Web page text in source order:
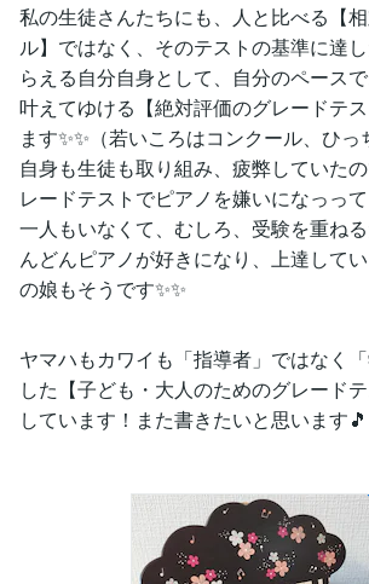
私の生徒さんたちにも、人と比べる【
ル】ではなく、そのテストの基準に達
らえる自分自身として、自分のペース
叶えてゆける【絶対評価のグレードテ
ます✨✨（若いころはコンクール、ひっ
自身も生徒も取り組み、疲弊していた
レードテストでピアノを嫌いになっっ
一人もいなくて、むしろ、受験を重ね
んどんピアノが好きになり、上達して
の娘もそうです✨✨
ヤマハもカワイも「指導者」ではなく
した【子ども・大人のためのグレード
しています！また書きたいと思います🎵